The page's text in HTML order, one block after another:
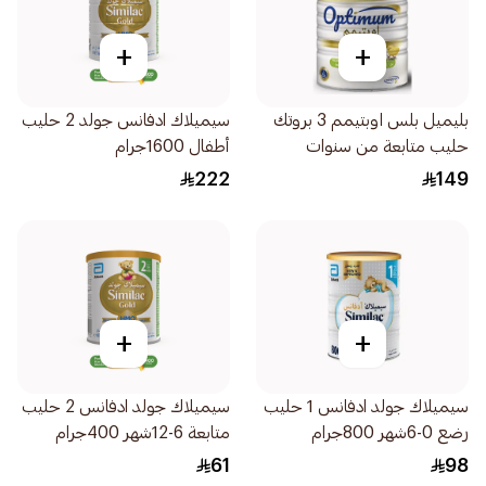
+
بليميل بلس اوبتيمم 3 بروتك
حليب متابعة من سنوات
1.2كجم
149
+
سيميلاك ادفانس جولد 2 حليب
أطفال 1600جرام
222
+
سيميلاك جولد ادفانس 1 حليب
رضع 0-6شهر 800جرام
98
+
سيميلاك جولد ادفانس 2 حليب
متابعة 6-12شهر 400جرام
61